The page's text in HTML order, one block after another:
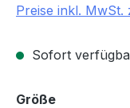
Preise inkl. MwSt.
Sofort
Größeauswählen